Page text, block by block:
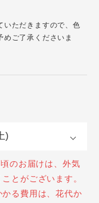
いただきますので、色
ご了承くださいま
のお届けは、外気
とがございます。
る費用は、花代か